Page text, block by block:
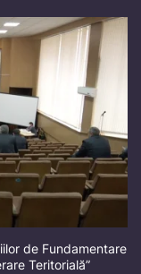
de Fundamentare
Teritorială”